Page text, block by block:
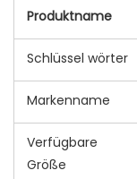
Produktname
Schlüssel wörter
Markenname
Verfügbare
Größe